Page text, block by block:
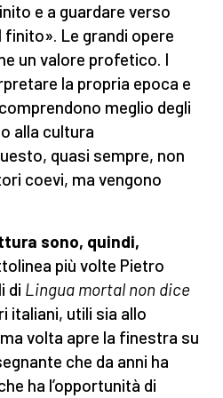
e a guardare verso
Le grandi opere
un valore profetico. I
la propria epoca e
meglio degli
alla cultura
quasi sempre, non
coevi, ma vengono
sono, quindi,
più volte Pietro
di Lingua mortal non dice
italiani, utili sia allo
volta apre la finestra su
che da anni ha
ha l’opportunità di